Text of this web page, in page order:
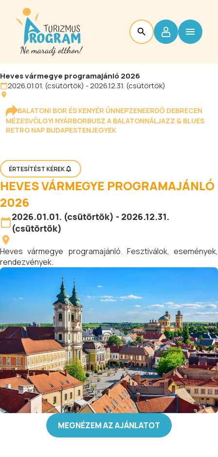
Heves vármegye programajánló 2026
2026.01.01. (csütörtök) - 2026.12.31. (csütörtök)
BALATONI BOR ÉS KENYÉR ÜNNEPZENEERDŐ DEBRECEN
MÉZESVÖLGYI NYÁRBORBUSZ A BALATONNÁLJAZZ & BLUES
RETRO NAP BUDAPESTENJEGYEK
ÉRTESÍTÉST KÉREK
HEVES VÁRMEGYE PROGRAMAJÁNLÓ
2026
2026.01.01. (csütörtök) - 2026.12.31.
(csütörtök)
Heves vármegye programajánló. Fesztiválok, események,
rendezvények.
MEGNÉZEM AZ AJÁNLATOT